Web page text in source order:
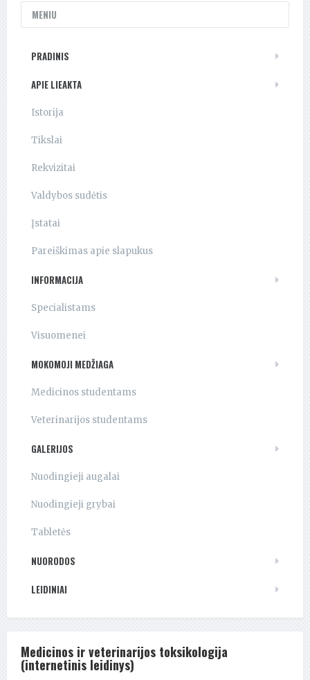
MENIU
PRADINIS
APIE LIEAKTA
Istorija
Tikslai
Rekvizitai
Valdybos sudėtis
Įstatai
Pareiškimas apie slapukus
INFORMACIJA
Specialistams
Visuomenei
MOKOMOJI MEDŽIAGA
Medicinos studentams
Veterinarijos studentams
GALERIJOS
Nuodingieji augalai
Nuodingieji grybai
Tabletės
NUORODOS
LEIDINIAI
Medicinos ir veterinarijos toksikologija
(internetinis leidinys)